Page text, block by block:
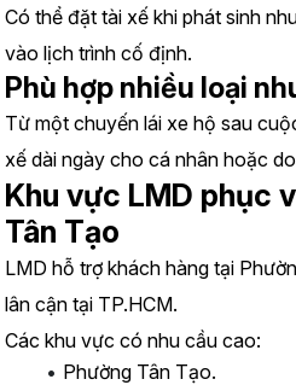
Có thể đặt tài xế khi phát sinh
vào lịch trình cố định.
Phù hợp nhiều loại
Từ một chuyến lái xe hộ sau
xế dài ngày cho cá nhân hoặc
Khu vực LMD phục
Tân Tạo
LMD hỗ trợ khách hàng tại
lân cận tại TP.HCM.
Các khu vực có nhu cầu cao:
Phường Tân Tạo.